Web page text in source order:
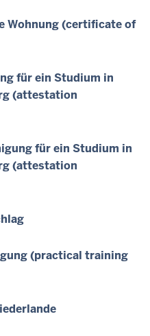
Wohnung (certificate of
für ein Studium in
(attestation
für ein Studium in
(attestation
(practical training